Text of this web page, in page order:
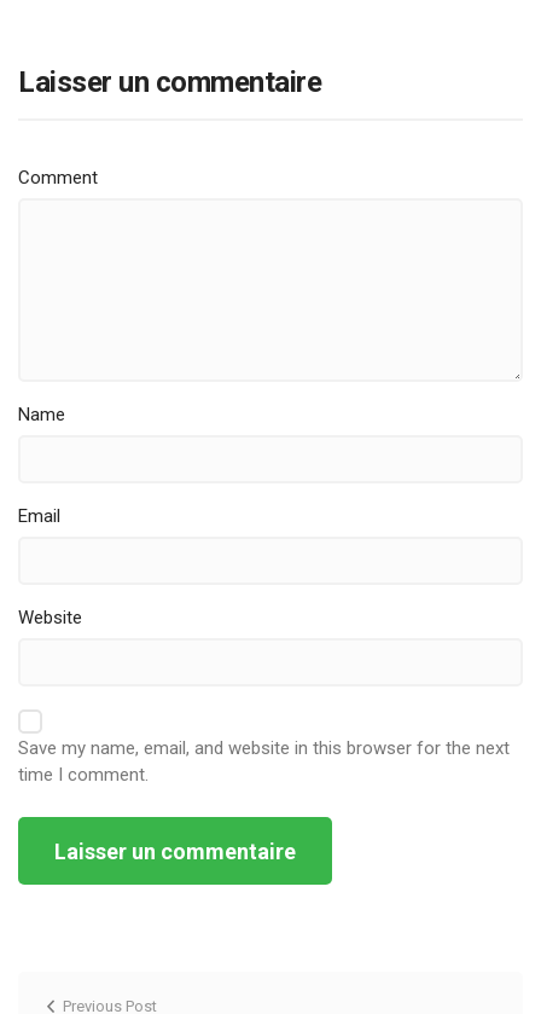
Laisser un commentaire
Comment
Name
Email
Website
Save my name, email, and website in this browser for the next
time I comment.
Previous Post